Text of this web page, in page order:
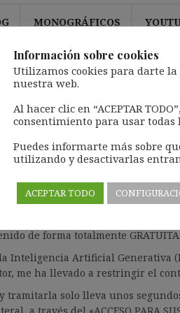
MONOGRÁFICOS
y extinción;
Otros
de forma totalmente GRATUITA.
Inteligencia Artificial Generativa
me ha llevado a restringir el
tramitarla solo lleva unos
a través del «ACCESO PARA
Información sobre cookies
Utilizamos cookies para darte
nuestra web.
Al hacer clic en “ACEPTAR
consentimiento para usar todas
Puedes informarte más sobre
utilizando y desactivarlas
ACEPTAR TODO